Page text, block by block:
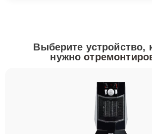
Выберите устройство,
нужно